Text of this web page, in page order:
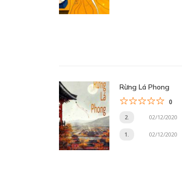
Rừng Lá Phong
0
2. 02/12/2020
1. 02/12/2020